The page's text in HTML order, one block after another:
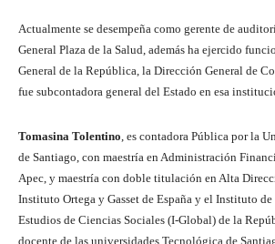
Actualmente se desempeña como gerente de
General Plaza de la Salud, además ha ejercido
General de la República, la Dirección General de
fue subcontadora general del Estado en esa
Tomasina Tolentino , es contadora Pública por la
de Santiago, con maestría en Administración
Apec, y maestría con doble titulación en Alta
Instituto Ortega y Gasset de España y el Instituto
Estudios de Ciencias Sociales (I-Global) de la
docente de las universidades Tecnológica de